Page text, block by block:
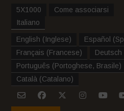
5X1000
Come associarsi
Italiano
English (Inglese) Español (
Français (Francese) Deutsch
Português (Portoghese, Brasile)
Català (Catalano)